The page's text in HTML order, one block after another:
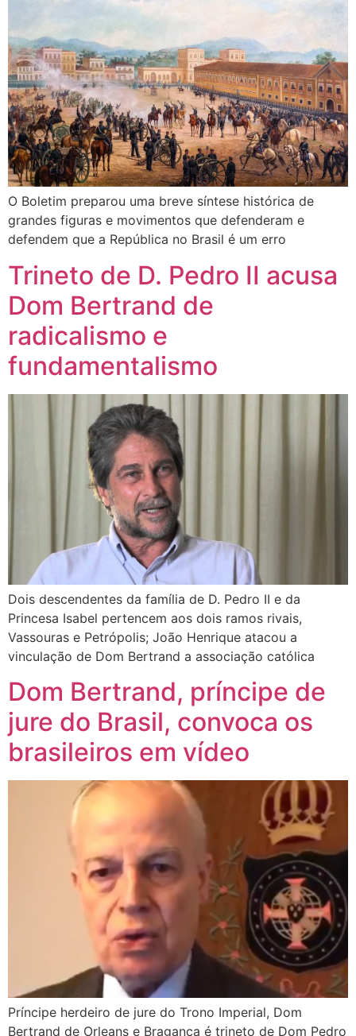
O Boletim preparou uma breve síntese histórica de
grandes figuras e movimentos que defenderam e
defendem que a República no Brasil é um erro
Trineto de D. Pedro II acusa
Dom Bertrand de
radicalismo e
fundamentalismo
Dois descendentes da família de D. Pedro II e da
Princesa Isabel pertencem aos dois ramos rivais,
Vassouras e Petrópolis; João Henrique atacou a
vinculação de Dom Bertrand a associação católica
Dom Bertrand, príncipe de
jure do Brasil, convoca os
brasileiros em vídeo
Príncipe herdeiro de jure do Trono Imperial, Dom
Bertrand de Orleans e Bragança é trineto de Dom Pedro